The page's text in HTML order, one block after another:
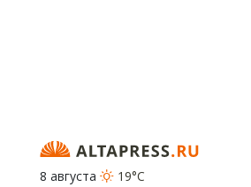
8 августа
19°C